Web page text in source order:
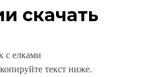
скачать
с елками
текст ниже.